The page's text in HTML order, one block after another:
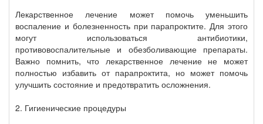
Лекарственное лечение может помочь уменьшить
воспаление и болезненность при парапроктите. Для этого
могут использоваться антибиотики,
противовоспалительные и обезболивающие препараты.
Важно помнить, что лекарственное лечение не может
полностью избавить от парапроктита, но может помочь
улучшить состояние и предотвратить осложнения.
2. Гигиенические процедуры